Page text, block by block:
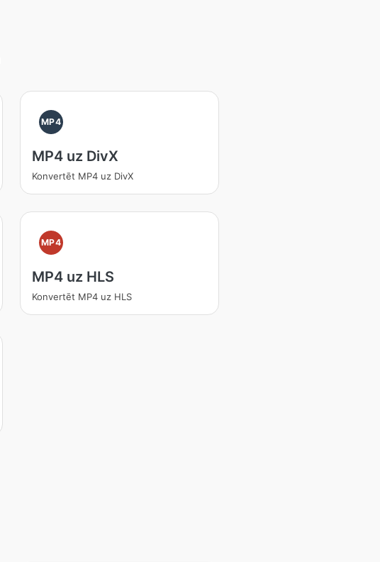
MP4
MP4 uz DivX
Konvertēt MP4 uz DivX
MP4
MP4 uz HLS
Konvertēt MP4 uz HLS